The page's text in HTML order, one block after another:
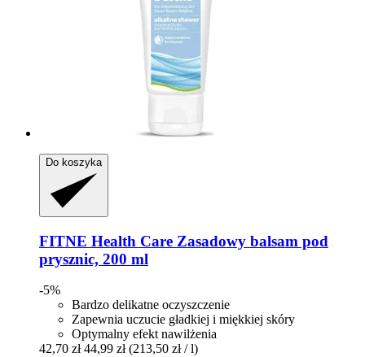
Do koszyka
FITNE Health Care Zasadowy balsam pod
prysznic, 200 ml
-5%
Bardzo delikatne oczyszczenie
Zapewnia uczucie gładkiej i miękkiej skóry
Optymalny efekt nawilżenia
42,70 zł 44,99 zł (213,50 zł / l)